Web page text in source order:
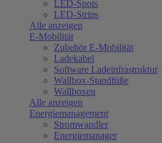
LED-Spots
LED-Strips
Alle anzeigen
E-Mobilität
Zubehör E-Mobilität
Ladekabel
Software Ladeinfrastruktur
Wallbox-Standfüße
Wallboxen
Alle anzeigen
Energiemanagement
Stromwandler
Energiemanager